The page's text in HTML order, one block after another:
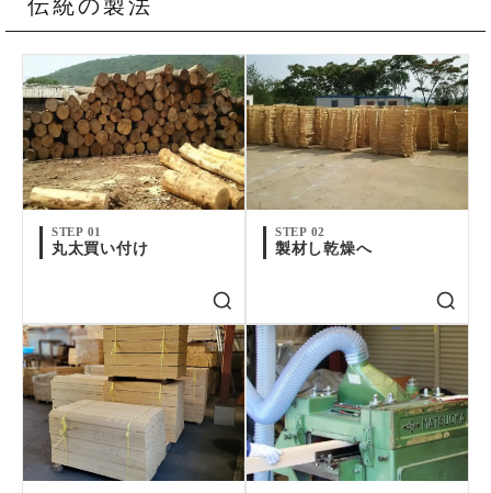
伝統の製法
STEP 01
丸太買い付け
STEP 02
製材し乾燥へ